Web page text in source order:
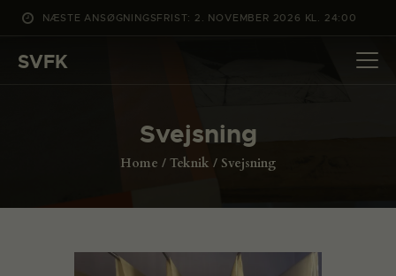
NÆSTE ANSØGNINGSFRIST: 2. NOVEMBER 2026 KL. 24:00
SVFK
Svejsning
Home Teknik Svejsning
DET SKER
ANSØG
ENGLISH